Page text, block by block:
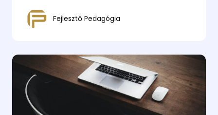
Fejlesztő Pedagógia